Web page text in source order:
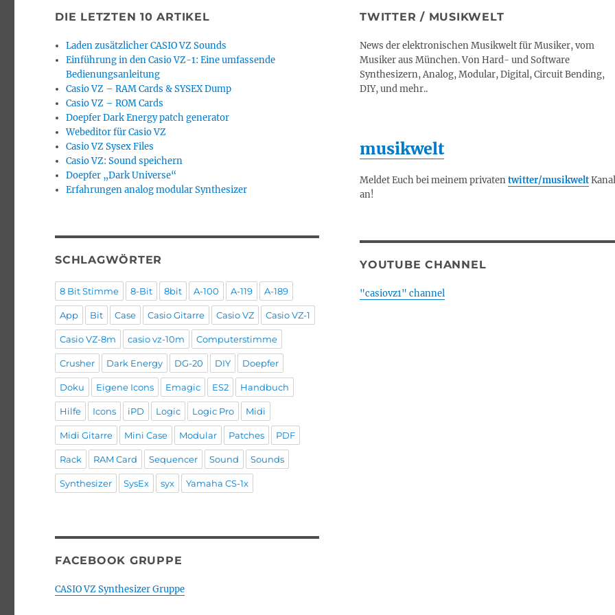
DIE LETZTEN 10 ARTIKEL
Laden zusätzlicher CASIO VZ Sounds
Einführung in den Casio VZ-1: Eine umfassende
Bedienungsanleitung
Casio VZ – RAM Cards & SYSEX Dump
Casio VZ – ROM Cards
Doepfer Dark Energy patch generator
Webeditor für Casio VZ
Casio VZ Sysex Files
Casio VZ: Sound speichern
Doepfer „Dark Universe“
Erfahrungen analog modular Synthesizer
SCHLAGWÖRTER
8 Bit Stimme 8-Bit 8bit A-100 A-119 A-189
App Bit Case Casio Gitarre Casio VZ Casio VZ-1
Casio VZ-8m casio vz-10m Computerstimme
Crusher Dark Energy DG-20 DIY Doepfer
Doku Eigene Icons Emagic ES2 Handbuch
Hilfe Icons iPD Logic Logic Pro Midi
Midi Gitarre Mini Case Modular Patches PDF
Rack RAM Card Sequencer Sound Sounds
Synthesizer SysEx syx Yamaha CS-1x
FACEBOOK GRUPPE
CASIO VZ Synthesizer Gruppe
TWITTER / MUSIKWELT
News der elektronischen Musikwelt für Musiker, vom
Musiker aus München. Von Hard- und Software
Synthesizern, Analog, Modular, Digital, Circuit Bending,
DIY, und mehr..
musikwelt
Meldet Euch bei meinem privatentwitter/musikwelt
an!
YOUTUBE CHANNEL
"casiovz1" channel